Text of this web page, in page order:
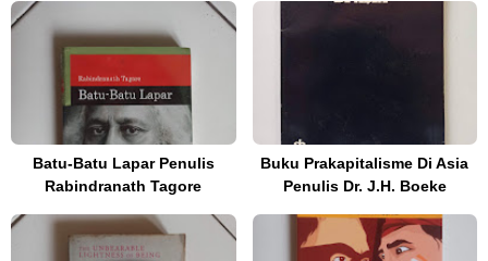
Batu-Batu Lapar Penulis
Rabindranath Tagore
Buku Prakapitalisme Di Asia
Penulis Dr. J.H. Boeke